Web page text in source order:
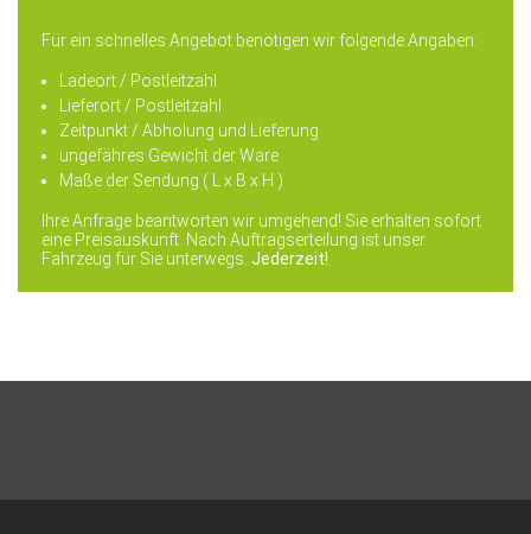
Für ein schnelles Angebot benötigen wir folgende Angaben:
Ladeort / Postleitzahl
Lieferort / Postleitzahl
Zeitpunkt / Abholung und Lieferung
ungefähres Gewicht der Ware
Maße der Sendung ( L x B x H )
Ihre Anfrage beantworten wir umgehend! Sie erhalten sofort
eine Preisauskunft. Nach Auftragserteilung ist unser
Fahrzeug für Sie unterwegs. Jederzeit!